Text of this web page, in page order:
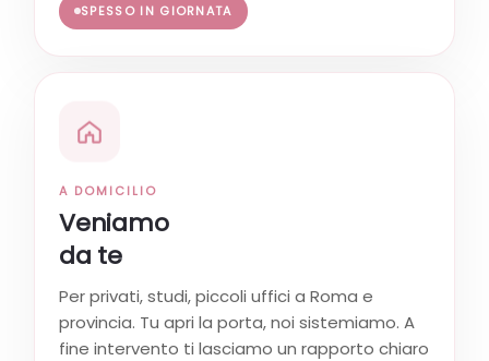
SPESSO IN GIORNATA
A DOMICILIO
Veniamo
da te
Per privati, studi, piccoli uffici a Roma e
provincia. Tu apri la porta, noi sistemiamo. A
fine intervento ti lasciamo un rapporto chiaro